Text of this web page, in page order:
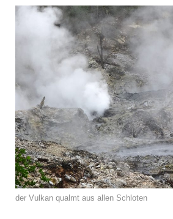
der Vulkan qualmt aus allen Schloten